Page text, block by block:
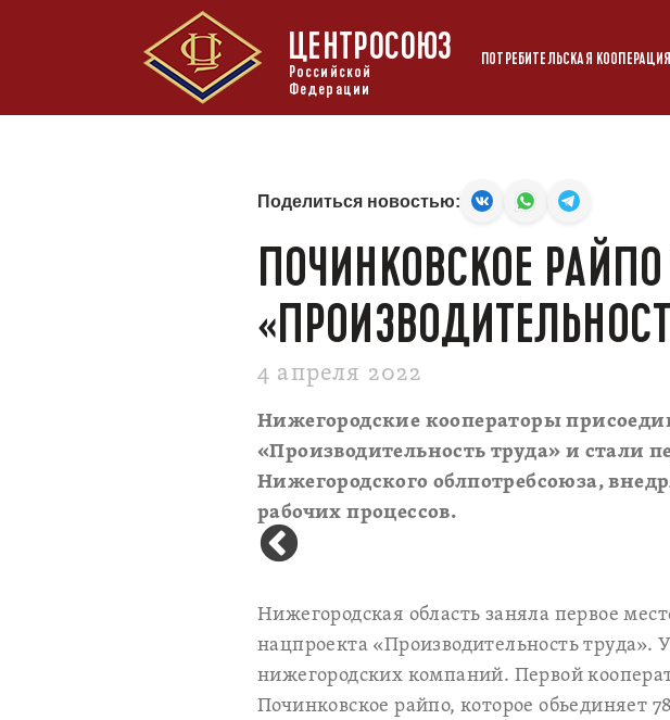
ЦЕНТРОСОЮЗ
Российской
Федерации
ПОТРЕБИТЕЛЬСКАЯ КООПЕРАЦИЯ
Поделиться новостью:
ПОЧИНКОВСКОЕ
4 апреля 2022
Нижегородские кооператоры
«Производительность труда» и
Нижегородского облпотребсоюза,
рабочих процессов.
Нижегородская область заняла первое
нацпроекта «Производительность труда».
нижегородских компаний. Первой
Починковское райпо, которое обьединяет